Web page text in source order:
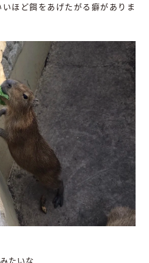
ほど餌をあげたがる癖がありま
たいな